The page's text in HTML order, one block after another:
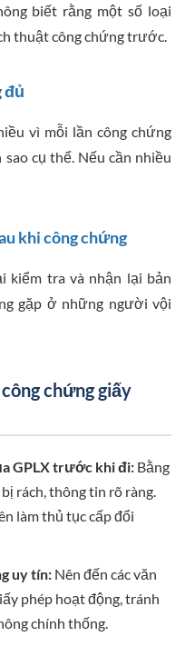
biết rằng một số loại
thuật công chứng trước.
đủ
vì mỗi lần công chứng
cụ thể. Nếu cần nhiều
khi công chứng
kiểm tra và nhận lại bản
gặp ở những người vội
chứng giấy
GPLX trước khi đi:Bằng
rách, thông tin rõ ràng.
làm thủ tục cấp đổi
uy tín:Nên đến các văn
phép hoạt động, tránh
chính thống.